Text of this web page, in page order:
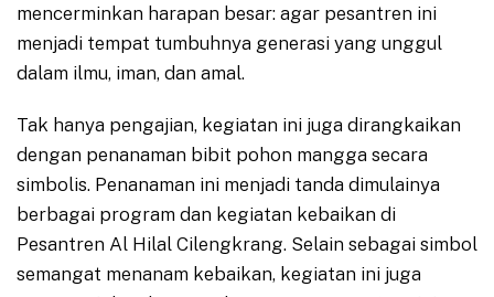
mencerminkan harapan besar: agar pesantren ini
menjadi tempat tumbuhnya generasi yang unggul
dalam ilmu, iman, dan amal.
Tak hanya pengajian, kegiatan ini juga dirangkaikan
dengan penanaman bibit pohon mangga secara
simbolis. Penanaman ini menjadi tanda dimulainya
berbagai program dan kegiatan kebaikan di
Pesantren Al Hilal Cilengkrang. Selain sebagai simbol
semangat menanam kebaikan, kegiatan ini juga